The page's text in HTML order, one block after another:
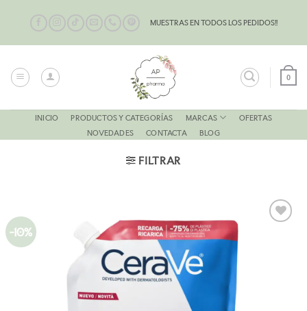
contenido
MUESTRAS EN TODOS LOS PEDIDOS!!
0
INICIO PRODUCTOS Y CATEGORÍAS MARCAS
OFERTAS
NOVEDADES
CONTACTA BLOG
FILTRAR
-10%